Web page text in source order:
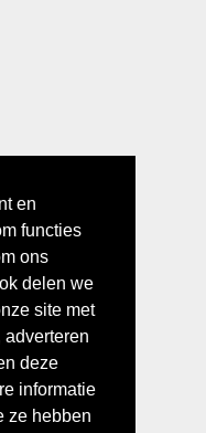
en
functies
ons
delen we
site met
deze
informatie
ze hebben